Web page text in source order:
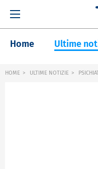
Home Ultime
HOME ULTIME NOTIZIE